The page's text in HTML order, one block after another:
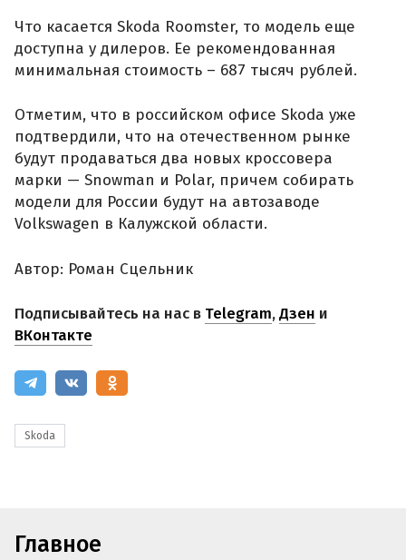
Что касается Skoda Roomster, то модель еще
доступна у дилеров. Ее рекомендованная
минимальная стоимость – 687 тысяч рублей.
Отметим, что в российском офисе Skoda уже
подтвердили, что на отечественном рынке
будут продаваться два новых кроссовера
марки — Snowman и Polar, причем собирать
модели для России будут на автозаводе
Volkswagen в Калужской области.
Автор: Роман Сцельник
Подписывайтесь на нас в Telegram,Дзен и
ВКонтакте
Skoda
Главное